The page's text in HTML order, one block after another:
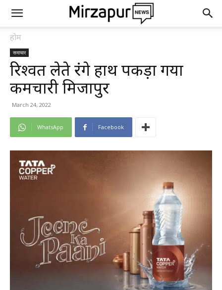
होम
समाचार
रिश्वत लेते रंगे हाथ पकड़ा गया
कर्मचारी मिर्जापुर
March 24, 2022
WhatsApp Facebook